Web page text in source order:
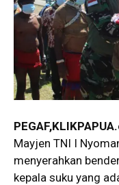
Mayjen TNI I
menyerahkan
kepala suku yang